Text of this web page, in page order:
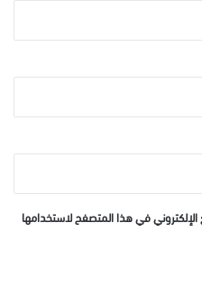
في هذا المتصفح لاستخدامها